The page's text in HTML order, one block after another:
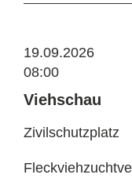
19.09.2026
08:00
Viehschau
Zivilschutzplatz